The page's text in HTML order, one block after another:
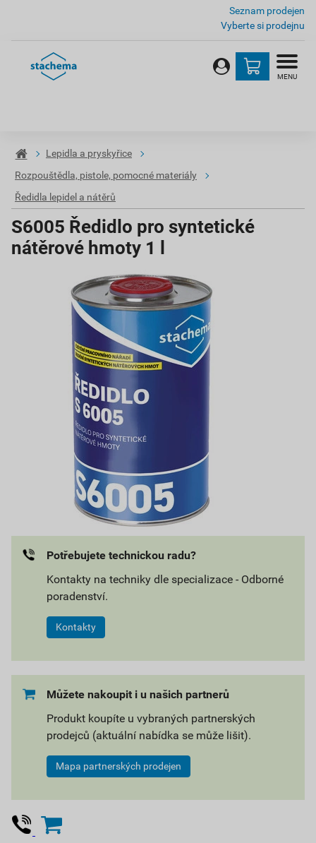
Seznam prodejen
Vyberte si prodejnu
MENU
Lepidla a pryskyřice
Rozpouštědla, pistole, pomocné materiály
Ředidla lepidel a nátěrů
S6005 Ředidlo pro syntetické
nátěrové hmoty 1 l
Potřebujete technickou radu?
Kontakty na techniky dle specializace - Odborné
poradenství.
Kontakty
Můžete nakoupit i u našich partnerů
Produkt koupíte u vybraných partnerských
prodejců (aktuální nabídka se může lišit).
Mapa partnerských prodejen